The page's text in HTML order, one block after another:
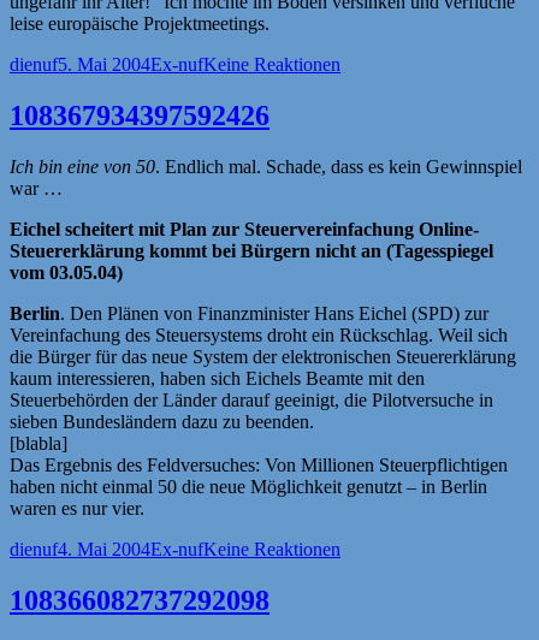
leise europäische Projektmeetings.
Autor
dienufVeröffentlicht
5. Mai 2004Kategorien
Ex-nufKeine Reaktionen
108367934397592426
Ich bin eine von 50. Endlich mal. Schade, dass es kein Gewinnspiel
war …
Eichel scheitert mit Plan zur Steuervereinfachung Online-
Steuererklärung kommt bei Bürgern nicht an (Tagesspiegel
vom 03.05.04)
Berlin. Den Plänen von Finanzminister Hans Eichel (SPD) zur
Vereinfachung des Steuersystems droht ein Rückschlag. Weil sich
die Bürger für das neue System der elektronischen Steuererklärung
kaum interessieren, haben sich Eichels Beamte mit den
Steuerbehörden der Länder darauf geeinigt, die Pilotversuche in
sieben Bundesländern dazu zu beenden.
[blabla]
Das Ergebnis des Feldversuches: Von Millionen Steuerpflichtigen
haben nicht einmal 50 die neue Möglichkeit genutzt – in Berlin
waren es nur vier.
Autor
dienufVeröffentlicht
4. Mai 2004Kategorien
Ex-nufKeine Reaktionen
108366082737292098